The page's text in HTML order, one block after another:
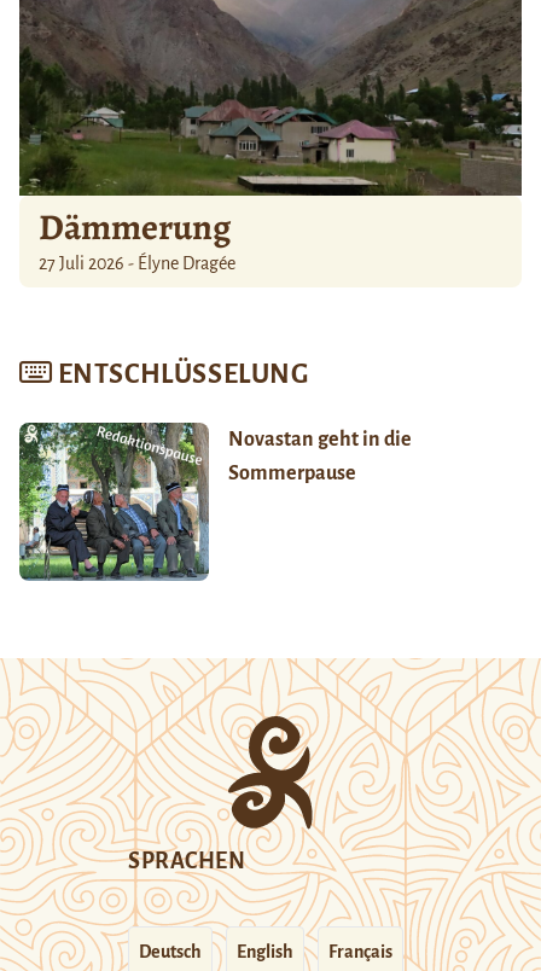
Dämmerung
27 Juli 2026 - Élyne Dragée
ENTSCHLÜSSELUNG
Novastan geht in die
Sommerpause
SPRACHEN
Deutsch English Français